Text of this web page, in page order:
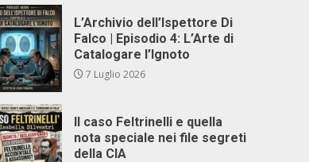
L’Archivio dell’Ispettore Di
Falco | Episodio 4: L’Arte di
Catalogare l’Ignoto
7 Luglio 2026
Il caso Feltrinelli e quella
nota speciale nei file segreti
della CIA